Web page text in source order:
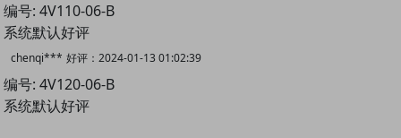
编号: 4V110-06-B
系统默认好评
chenqi*** 好评： 2024-01-13 01:02:39
编号: 4V120-06-B
系统默认好评